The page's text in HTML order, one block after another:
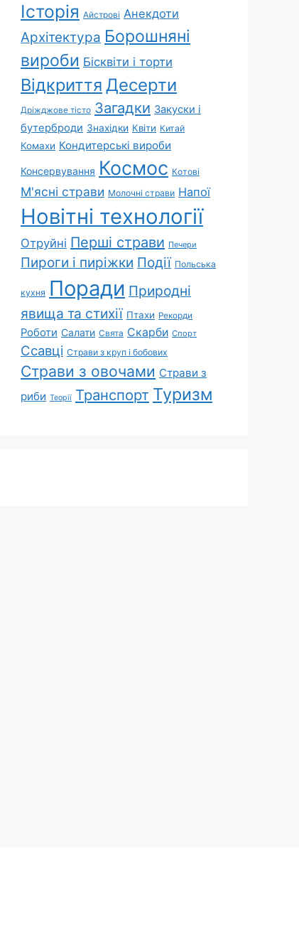
Історія Айстрові Анекдоти
Архітектура Борошняні
вироби Бісквіти і торти
Відкриття Десерти
Дріжджове тісто Загадки Закуски і
бутерброди Знахідки Квіти Китай
Комахи Кондитерські вироби
Консервування Космос Котові
М'ясні страви Молочні страви Напої
Новітні технології
Отруйні Перші страви Печери
Пироги і пиріжки Події Польська
кухня Поради Природні
явища та стихії Птахи Рекорди
Роботи Салати Свята Скарби Спорт
Ссавці Страви з круп і бобових
Страви з овочами Страви з
риби Теорії Транспорт Туризм